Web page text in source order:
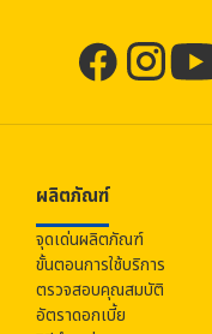
ผลิตภัณฑ์
จุดเด่นผลิตภัณฑ์
ขั้นตอนการใช้บริการ
ตรวจสอบคุณสมบัติ
อัตราดอกเบี้ย